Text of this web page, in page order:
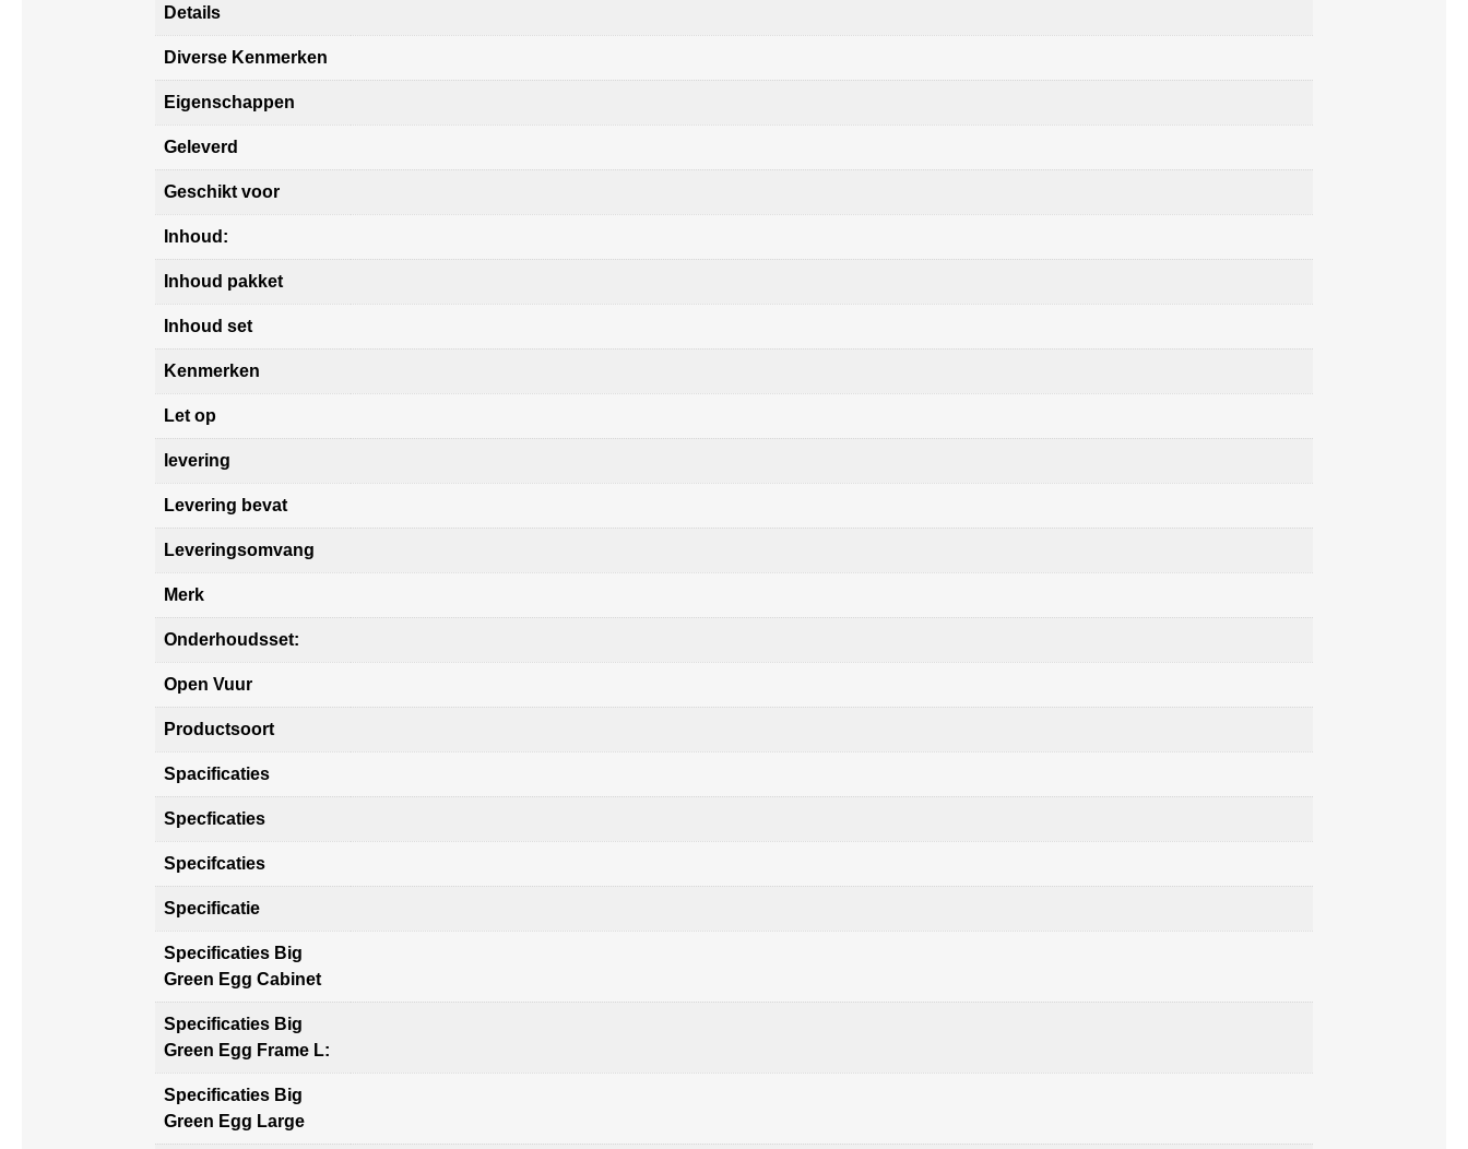
Details
Diverse Kenmerken
Eigenschappen
Geleverd
Geschikt voor
Inhoud:
Inhoud pakket
Inhoud set
Kenmerken
Let op
levering
Levering bevat
Leveringsomvang
Merk
Onderhoudsset:
Open Vuur
Productsoort
Spacificaties
Specficaties
Specifcaties
Specificatie
Specificaties Big
Green Egg Cabinet
Specificaties Big
Green Egg Frame L:
Specificaties Big
Green Egg Large